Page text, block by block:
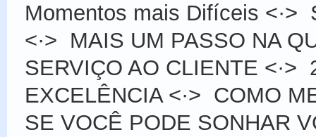
Momentos mais Difíceis <·>
<·> MAIS UM PASSO NA
SERVIÇO AO CLIENTE <·>
EXCELÊNCIA <·> COMO
SE VOCÊ PODE SONHAR